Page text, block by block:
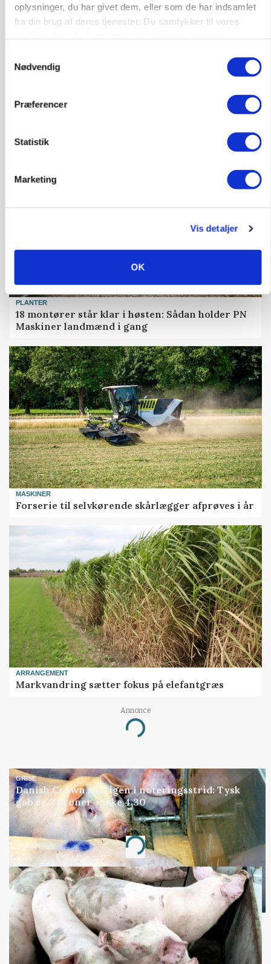
oplysninger, du har givet dem, eller som de har indsamlet
fra din brug af deres tjenester. Du samtykker til vores
Nødvendig
Præferencer
Statistik
Marketing
Vis detaljer
OK
Landmand vågnede ved lyden af skrigende kvier:
Ulven stod på foderbordet
Annonce
LEDER
HØST-TOUR
PLANTER
18 montører står klar i høsten: Sådan holder PN
Maskiner landmænd i gang
MASKINER
Forserie til selvkørende skårlægger afprøves i år
ARRANGEMENT
Markvandring sætter fokus på elefantgræs
Annonce
Loading...
GRISE
Danish Crown slår igen i noteringsstrid: Tysk
gab er 3 kroner – ikke 4,30
Annonce
Loading...